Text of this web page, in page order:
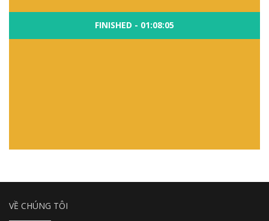
FINISHED - 01:08:05
VỀ CHÚNG TÔI